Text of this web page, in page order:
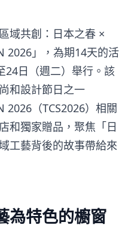
域共創：日本之春 ×
2026」，為期14天的活
24日（週二）舉行。該
和設計節日之一
2026（TCS2026）相關
和獨家贈品，聚焦「日
工藝背後的故事帶給來
為特色的櫥窗